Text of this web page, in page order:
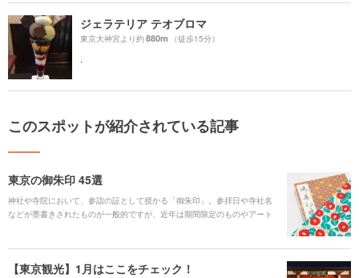
ジェラテリア テオブロマ
東京大神宮より約880m （徒歩15分）
.
このスポットが紹介されている記事
東京の御朱印 45選
神社や寺院において、参詣の証として授かる「御朱印」。参拝日や寺社名
などが墨書きされたものが一般的ですが、近年は期間限定のものやアート
しょう。おすすめスポットを参考に、足を運んでみてくださいね！
【東京観光】1月はここをチェック！